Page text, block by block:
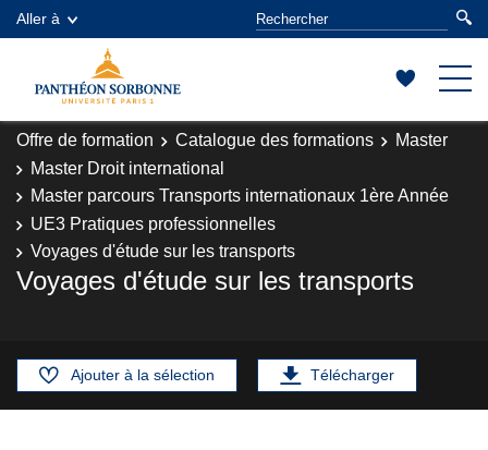
Aller à
Offre de formation Catalogue des formations
Master
Master Droit international
Master parcours Transports internationaux 1ère Année
UE3 Pratiques professionnelles
Voyages d'étude sur les transports
Voyages d'étude sur les transports
Ajouter à la sélection Télécharger